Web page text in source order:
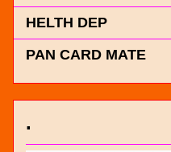
HELTH DEP
PAN CARD MATE
.